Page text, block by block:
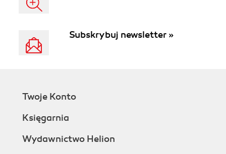
Subskrybuj newsletter »
Twoje Konto
Księgarnia
Wydawnictwo Helion